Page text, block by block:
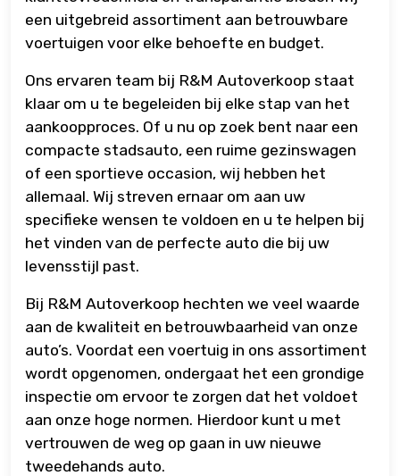
een uitgebreid assortiment aan betrouwbare
voertuigen voor elke behoefte en budget.
Ons ervaren team bij R&M Autoverkoop staat
klaar om u te begeleiden bij elke stap van het
aankoopproces. Of u nu op zoek bent naar een
compacte stadsauto, een ruime gezinswagen
of een sportieve occasion, wij hebben het
allemaal. Wij streven ernaar om aan uw
specifieke wensen te voldoen en u te helpen bij
het vinden van de perfecte auto die bij uw
levensstijl past.
Bij R&M Autoverkoop hechten we veel waarde
aan de kwaliteit en betrouwbaarheid van onze
auto’s. Voordat een voertuig in ons assortiment
wordt opgenomen, ondergaat het een grondige
inspectie om ervoor te zorgen dat het voldoet
aan onze hoge normen. Hierdoor kunt u met
vertrouwen de weg op gaan in uw nieuwe
tweedehands auto.